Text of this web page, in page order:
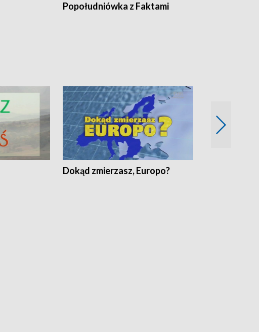
Popołudniówka z Faktami
Dokąd zmierzasz, Europo?